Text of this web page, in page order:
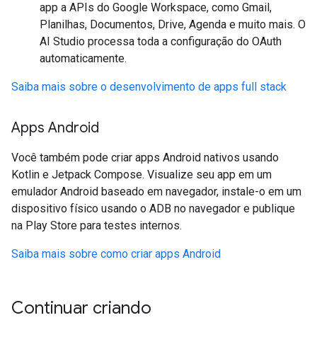
app a APIs do Google Workspace, como Gmail,
Planilhas, Documentos, Drive, Agenda e muito mais. O
AI Studio processa toda a configuração do OAuth
automaticamente.
Saiba mais sobre o desenvolvimento de apps full stack
Apps Android
Você também pode criar apps Android nativos usando
Kotlin e Jetpack Compose. Visualize seu app em um
emulador Android baseado em navegador, instale-o em um
dispositivo físico usando o ADB no navegador e publique
na Play Store para testes internos.
Saiba mais sobre como criar apps Android
Continuar criando